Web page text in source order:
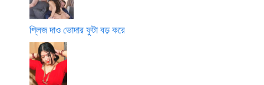
প্লিজ দাও ভোদার ফুটা বড় করে